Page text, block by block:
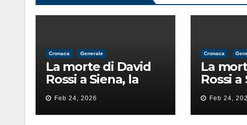
Cronaca Generale
La morte di David
Rossi a Siena, la
perizia lancia la
pista di
un’intimidazione
Feb 24, 2026
Cronaca
La
Rossi a
perizia
pista di
Feb 24,